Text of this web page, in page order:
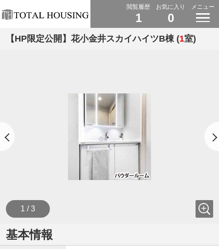
閲覧履歴
1
お気に入り
0
メニュー
【HP限定公開】花小金井スカイハイツB棟 (1室)
1 / 3
基本情報